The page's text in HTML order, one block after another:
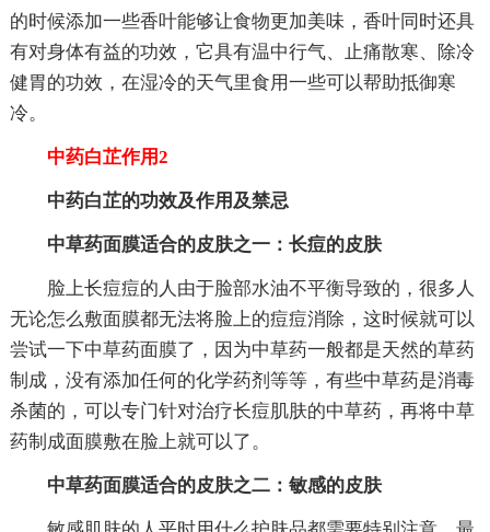
的时候添加一些香叶能够让食物更加美味，香叶同时还具
有对身体有益的功效，它具有温中行气、止痛散寒、除冷
健胃的功效，在湿冷的天气里食用一些可以帮助抵御寒
冷。
中药白芷作用2
中药白芷的功效及作用及禁忌
中草药面膜适合的皮肤之一：长痘的皮肤
脸上长痘痘的人由于脸部水油不平衡导致的，很多人
无论怎么敷面膜都无法将脸上的痘痘消除，这时候就可以
尝试一下中草药面膜了，因为中草药一般都是天然的草药
制成，没有添加任何的化学药剂等等，有些中草药是消毒
杀菌的，可以专门针对治疗长痘肌肤的中草药，再将中草
药制成面膜敷在脸上就可以了。
中草药面膜适合的皮肤之二：敏感的皮肤